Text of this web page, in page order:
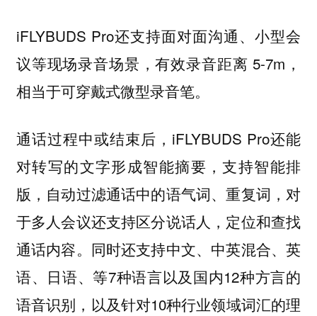
iFLYBUDS Pro还支持面对面沟通、小型会
议等现场录音场景，有效录音距离 5-7m，
相当于可穿戴式微型录音笔。
通话过程中或结束后，iFLYBUDS Pro还能
对转写的文字形成智能摘要，支持智能排
版，自动过滤通话中的语气词、重复词，对
于多人会议还支持区分说话人，定位和查找
通话内容。同时还支持中文、中英混合、英
语、日语、等7种语言以及国内12种方言的
语音识别，以及针对10种行业领域词汇的理